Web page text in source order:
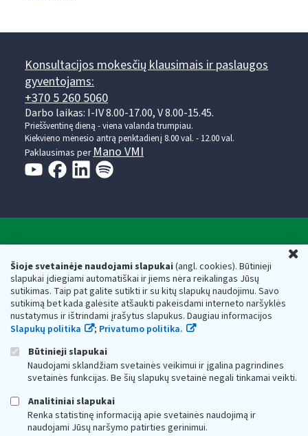
Šioje svetainėje naudojami slapukai(angl. cookies). Būtinieji
slapukai įdiegiami automatiškai ir jiems nėra reikalingas Jūsų
sutikimas. Taip pat galite sutikti ir su kitų slapukų naudojimu. Savo
sutikimą bet kada galėsite atšaukti pakeisdami interneto naršyklės
nustatymus ir ištrindami įrašytus slapukus. Daugiau informacijos
Slapukų politika
; Privatumo politika.
Būtinieji slapukai
Naudojami sklandžiam svetainės veikimui ir įgalina pagrindines
svetainės funkcijas. Be šių slapukų svetainė negali tinkamai veikti.
Analitiniai slapukai
Renka statistinę informaciją apie svetainės naudojimą ir
naudojami Jūsų naršymo patirties gerinimui.
Konsultacijos mokesčių klausimais ir paslaugos
gyventojams:
+370 5 260 5060
Darbo laikas: I-IV 8.00-17.00, V 8.00-15.45.
Prieššventinę dieną - viena valanda trumpiau.
Kiekvieno mėnesio antrą penktadienį 8.00 val. - 12.00 val.
Paklausimas per Mano VMI
Respublikos finansų ministerijos
Biudžetinė įstaiga. Juridinio asmens kodas — 188659752,
adresas: Vasario 16-osios g. 14, 01107 Vilnius, Lietuva, el.paštas:
vmi@vmi.lt, E. pristatymo dėžutės adresas 188659752
Duomenys apie Valstybinę mokesčių inspekciją prie Lietuvos
Respublikos finansų ministerijos kaupiami ir saugomi Juridinių